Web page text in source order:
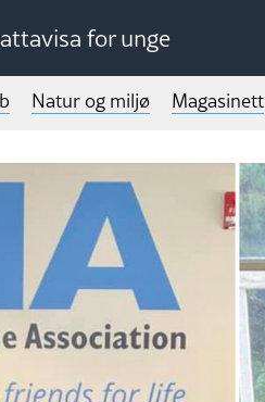
for unge
Natur og miljø Magasinett